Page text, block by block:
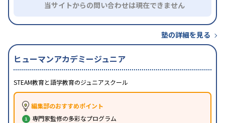
当サイトからの問い合わせは現在できません
塾の詳細を見る
ヒューマンアカデミージュニア
STEAM教育と語学教育のジュニアスクール
編集部のおすすめポイント
専門家監修の多彩なプログラム